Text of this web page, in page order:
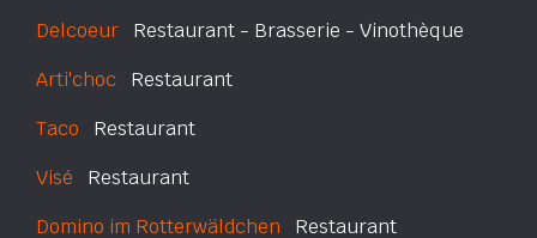
Delcoeur Restaurant - Brasserie - Vinothèque
Arti'choc Restaurant
Taco Restaurant
Visé Restaurant
Domino im Rotterwäldchen Restaurant